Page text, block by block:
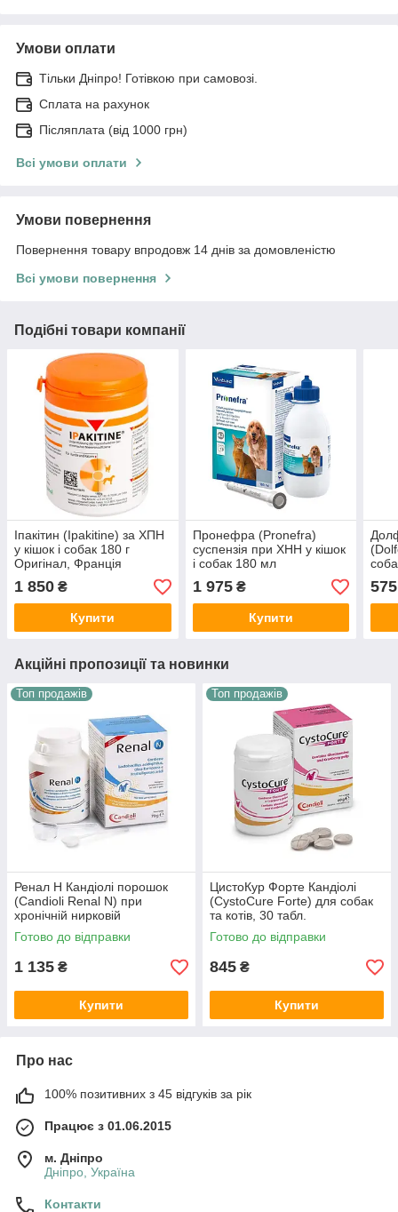
Умови оплати
Тільки Дніпро! Готівкою при самовозі.
Сплата на рахунок
Післяплата (від 1000 грн)
Всі умови оплати
Умови повернення
Повернення товару впродовж 14 днів за домовленістю
Всі умови повернення
Подібні товари компанії
Іпакітин (Ipakitine) за ХПН
у кішок і собак 180 г
Оригінал, Франція
1 850 ₴
Купити
Пронефра (Pronefra)
суспензія при ХНН у кішок
і собак 180 мл
1 975₴
Купити
гр.
575
Акційні пропозиції та новинки
Топ продажів
Ренал Н Кандіолі порошок
(Candioli Renal N) при
хронічній нирковій
недостатності у кішок і собак,
70 гр
Готово до відправки
1 135 ₴
Купити
Топ продажів
ЦистоКур Форте Кандіолі
(CystoCure Forte) для собак
та котів, 30 табл.
Готово до відправки
845 ₴
Купити
Про нас
100% позитивних з 45 відгуків за рік
Працює з 01.06.2015
м. Дніпро
Дніпро, Україна
Контакти